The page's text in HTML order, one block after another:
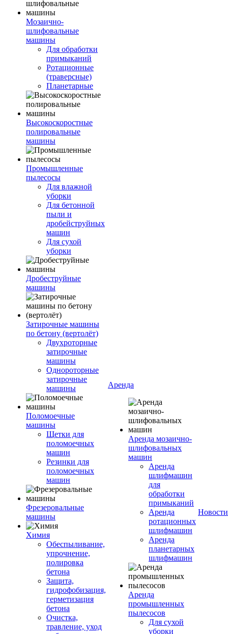
Мозаично-
шлифовальные
машины
Для обработки
примыканий
Ротационные
(траверсные)
Планетарные
Высокоскоростные
полировальные
машины
Промышленные
пылесосы
Для влажной
уборки
Для бетонной
пыли и
дробейструйных
машин
Для сухой
уборки
Дробеструйные
машины
Затирочные машины
по бетону (вертолёт)
Двухроторные
затирочные
машины
Однороторные
затирочные
машины
Поломоечные
машины
Щетки для
поломоечных
машин
Резинки для
поломоечных
машин
Фрезеровальные
машины
Химия
Обеспыливание,
упрочнение,
полировка
бетона
Защита,
гидрофобизация,
герметизация
бетона
Очистка,
травление, уход
Аренда
Аренда мозаично-
шлифовальных
машин
Аренда
шлифмашин
для
обработки
примыканий
Аренда
ротационных
шлифмашин
Аренда
планетарных
шлифмашин
Аренда
промышленных
пылесосов
Для сухой
уборки
Новости